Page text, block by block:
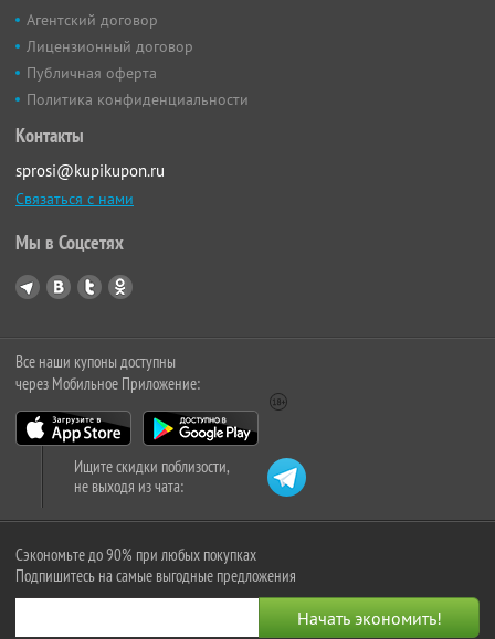
Агентский договор
Лицензионный договор
Публичная оферта
Политика конфиденциальности
Контакты
sprosi@kupikupon.ru
Связаться с нами
Мы в Соцсетях
Все наши купоны доступны
через Мобильное Приложение:
Ищите скидки поблизости,
не выходя из чата:
Сэкономьте до 90% при любых покупках
Подпишитесь на самые выгодные предложения